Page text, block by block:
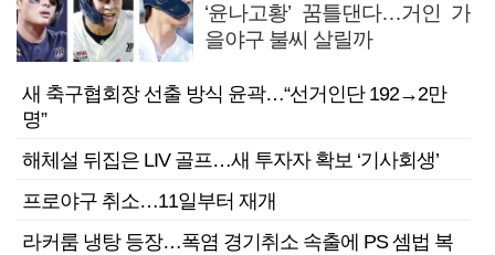
‘윤나고황’ 꿈틀댄다…거인 가
을야구 불씨 살릴까
새 축구협회장 선출 방식 윤곽…“선거인단 192→2만
명”
해체설 뒤집은 LIV 골프…새 투자자 확보 ‘기사회생’
프로야구 취소…11일부터 재개
라커룸 냉탕 등장…폭염 경기취소 속출에 PS 셈법 복